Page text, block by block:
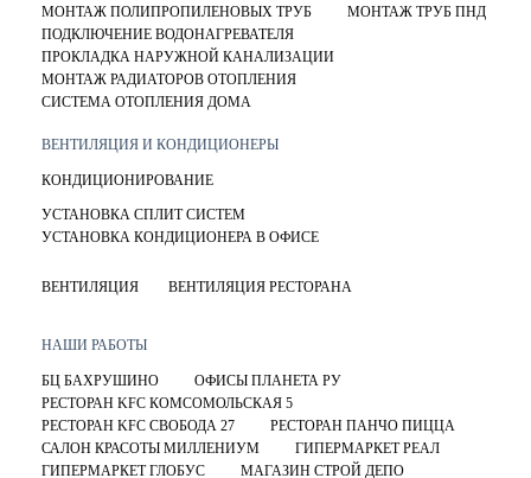
МОНТАЖ ПОЛИПРОПИЛЕНОВЫХ ТРУБ
МОНТАЖ ТРУБ ПНД
ПОДКЛЮЧЕНИЕ ВОДОНАГРЕВАТЕЛЯ
ПРОКЛАДКА НАРУЖНОЙ КАНАЛИЗАЦИИ
МОНТАЖ РАДИАТОРОВ ОТОПЛЕНИЯ
СИСТЕМА ОТОПЛЕНИЯ ДОМА
ВЕНТИЛЯЦИЯ И КОНДИЦИОНЕРЫ
КОНДИЦИОНИРОВАНИЕ
УСТАНОВКА СПЛИТ СИСТЕМ
УСТАНОВКА КОНДИЦИОНЕРА В ОФИСЕ
ВЕНТИЛЯЦИЯ ВЕНТИЛЯЦИЯ РЕСТОРАНА
НАШИ РАБОТЫ
БЦ БАХРУШИНО
ОФИСЫ ПЛАНЕТА РУ
РЕСТОРАН KFC КОМСОМОЛЬСКАЯ 5
РЕСТОРАН KFC СВОБОДА 27
РЕСТОРАН ПАНЧО ПИЦЦА
САЛОН КРАСОТЫ МИЛЛЕНИУМ
ГИПЕРМАРКЕТ РЕАЛ
ГИПЕРМАРКЕТ ГЛОБУС
МАГАЗИН СТРОЙ ДЕПО